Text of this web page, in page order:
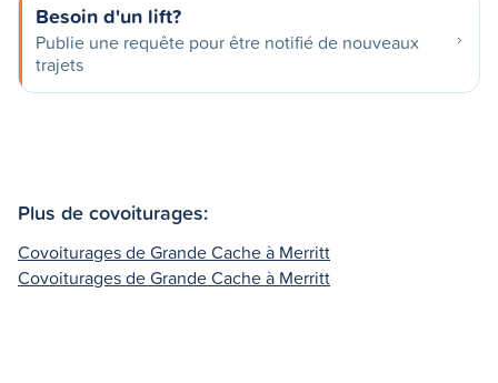
Besoin d'un lift?
Publie une requête pour être notifié de nouveaux
trajets
Plus de covoiturages:
Covoiturages de Grande Cache à Merritt
Covoiturages de Grande Cache à Merritt